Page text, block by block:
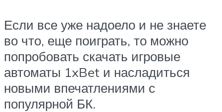
Если все уже надоело и не знаете
во что, еще поиграть, то можно
попробовать скачать игровые
автоматы 1xBet и насладиться
новыми впечатлениями с
популярной БК.